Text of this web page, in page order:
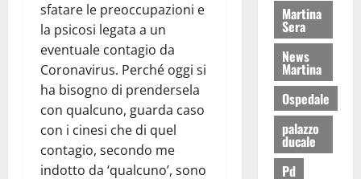
sfatare le preoccupazioni e
la psicosi legata a un
eventuale contagio da
Coronavirus. Perché oggi si
ha bisogno di prendersela
con qualcuno, guarda caso
con i cinesi che di quel
contagio, secondo me
indotto da ‘qualcuno’, sono
Martina
Sera
News
Martina
Ospedale
palazzo
ducale
Pd